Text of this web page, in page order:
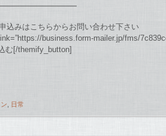
込みはこちらからお問い合わせ下さい
business.form-mailer.jp/fms/
む[/themify_button]
日常